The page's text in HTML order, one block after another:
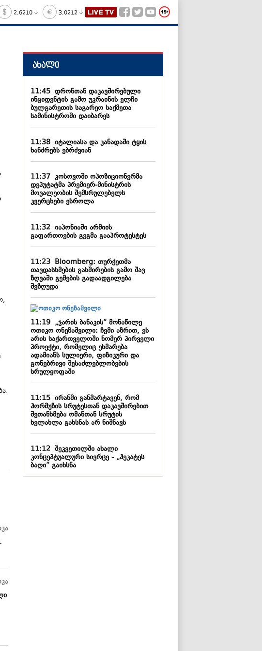
2.6210 3.0212
ახალი
11:45დრონთან დაკავშირებული
ინციდენტის გამო უკრაინის ელჩი
ბულგარეთის საგარეო საქმეთა
სამინისტროში დაიბარეს
11:38იტალიასა და კანადაში ტყის
ხანძრებს ებრძვიან
11:37კოსოვოში ოპოზიციონერმა
დეპუტატმა პრემიერ-მინისტრის
მოვალეობის შემსრულებელს
კვერცხები ესროლა
11:32იაპონიაში არმიის
გაფართოების გეგმა გააპროტესტეს
11:23Bloomberg: თურქეთმა
თავდასხმების გახშირების გამო შავ
ზღვაში გემების გადაადგილება
შეზღუდა
11:19„ჯარის ბანაკის“ მონაწილე
ოთიკო ონეზაშვილი: ჩემი აზრით, ეს
არის საქართველოში ნომერ პირველი
პროექტი, რომელიც ეხმარება
ადამიანს სულიერი, ფიზიკური და
გონებრივი შესაძლებლობების
სრულყოფაში
11:15ირანში განმარტავენ, რომ
ჰორმუზის სრუტესთან დაკავშირებით
შეთანხმება ომანთან სრუტის
ხელახლა გახსნას არ ნიშნავს
11:12შეკვეთილში ახალი
კონცეპტუალური სივრცე - „ჰეკატეს
ბაღი“ გაიხსნა